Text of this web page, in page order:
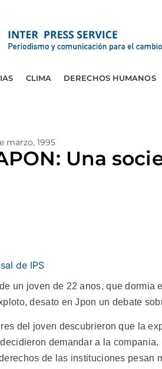
CLIMA DERECHOS HUMANOS
marzo, 1995
Una
de IPS
un joven de 22 anos, que
desato en Jpon un debate
del joven descubrieron que la
demandar a la
de las instituciones pesan